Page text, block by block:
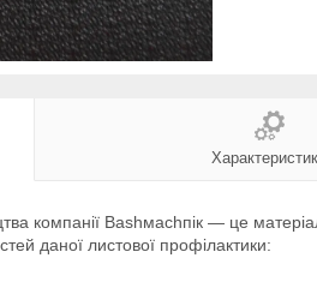
компанії Ваѕһмасһпік — це
даної листової профілактики: